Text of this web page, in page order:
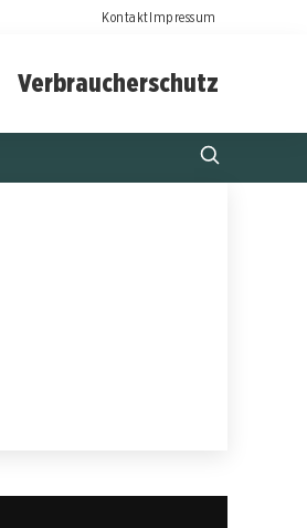
KontaktImpressum
Verbraucherschutz